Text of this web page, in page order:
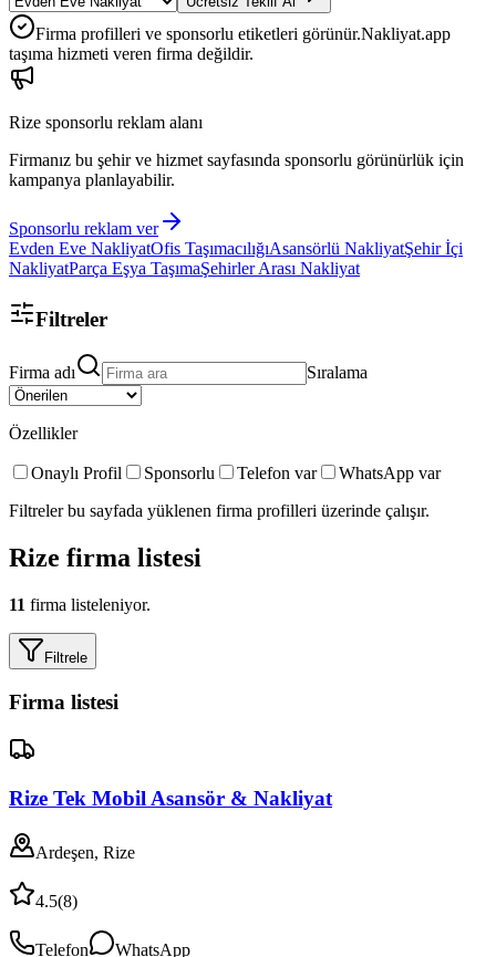
Firma profilleri ve sponsorlu etiketleri görünür.Nakliyat.app
taşıma hizmeti veren firma değildir.
Rize sponsorlu reklam alanı
Firmanız bu şehir ve hizmet sayfasında sponsorlu görünürlük için
kampanya planlayabilir.
Sponsorlu reklam ver
Evden Eve NakliyatOfis TaşımacılığıAsansörlü NakliyatŞehir İçi
NakliyatParça Eşya TaşımaŞehirler Arası Nakliyat
Filtreler
Firma adı Sıralama
Özellikler
Onaylı Profil Sponsorlu Telefon var
WhatsApp var
Filtreler bu sayfada yüklenen firma profilleri üzerinde çalışır.
Rize firma listesi
11 firma listeleniyor.
Filtrele
Firma listesi
Rize Tek Mobil Asansör & Nakliyat
Ardeşen, Rize
4.5(8)
Telefon
WhatsApp